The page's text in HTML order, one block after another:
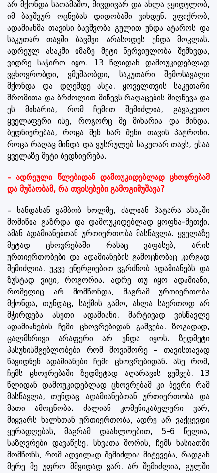
არ მქონდა სათამაშო, მივდივარ და ახლა ვყიდულობ,
იმ ბავშვურ ოცნებას დიდობაში ვიხდენ. ვფიქრობ,
ადამიანმა თავისი ბავშვობა გულით უნდა ატაროს და
საკუთარ თავში ბავშვი არასოდეს უნდა მოკლას.
ადრეულ ასაკში იმაზე მეტი ნერვიულობა შემხვდა,
ვიდრე საჭირო იყო. 13 წლიდან დამოუკიდებლად
ვცხოვრობდი, ვმუშაობდი, საკუთარი შემოსავალი
მქონდა და დღემდე ასეა. ყოველთვის საკუთარი
შრომითა და ბრძოლით მიწევს რაღაცების მიღწევა და
ეს მიხარია, რომ ჩემით შემიძლია, გავაკეთო
ყველაფერი ისე, როგორც მე მიხარია და მინდა.
ბედნიერებაა, როცა შენ ხარ შენი თავის პატრონი.
როცა რაღაც მინდა და ვუსრულებ საკუთარ თავს, ესაა
ყველაზე მეტი ბედნიერება.
– ადრეული წლებიდან დამოუკიდებლად ცხოვრებამ
და მუშაობამ, რა თვისებები გამოგიმუშავა?
– ხანდახან ვამბობ ხოლმე, ძალიან პატარა ასაკში
მომიწია გაზრდა და დამოუკიდებლად ყოფნა-მეთქი.
ამან ადამიანებთან ურთიერთობა მასწავლა. ყველაზე
მეტად ცხოვრებაში რასაც ვაფასებ, არის
ურთიერთობები და ადამიანების გამოცნობაც კარგად
შემიძლია. უკვე ენერგიებით ვგრძნობ ადამიანებს და
ზუსტად ვიცი, როგორია. ადრე თუ იყო ადამიანი,
რომელიც არ მომწონდა, მაგრამ ურთიერთობა
მქონდა, თუნდაც, საქმის გამო, ახლა საერთოდ არ
მჭირდება ასეთი ადამიანი. მარტივად ვისწავლე
ადამიანების ჩემი ცხოვრებიდან გაშვება. ზოგადად,
ცალმხრივი არაფერი არ უნდა იყოს. ზედმეტი
პასუხისმგებლობები რომ მოვიშორე – თავისთავად
წავიდნენ ადამიანები ჩემი ცხოვრებიდან. ასე რომ,
ჩემს ცხოვრებაში ზედმეტად აღარავის ვუშვებ. 13
წლიდან დამოუკიდებლად ცხოვრებამ კი ბევრი რამ
მასწავლა, თუნდაც ადამიანებთან ურთიერთობა და
მათი ამოცნობა. ძალიან კომუნიკაბელური ვარ,
მიყვარს ხალხთან ურთიერთობა, ადრე არ ვაქცევდი
ყურადღებას, მაგრამ დაახლოებით, 5-6 წელია,
საზღვრები დავაწესე. სხვათა შორის, ჩემს ხასიათში
მომწონს, რომ ადვილად შემიძლია მიტევება, რადგან
მერე მე უფრო მშვიდად ვარ. არ შემიძლია, გულში